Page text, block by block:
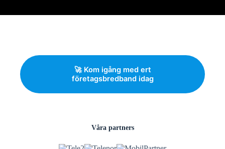
🚀 Kom igång med ert
företagsbredband idag
Våra partners